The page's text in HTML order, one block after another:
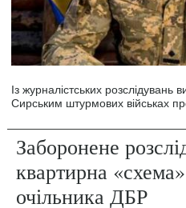
Із журналістських
Сирським штурмових військах
Заборонене
квартирна
очільника ДБР